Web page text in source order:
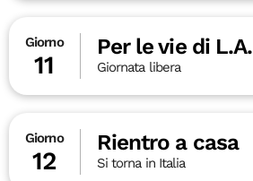
Giorno
11
Per le vie di L.A.
Giornata libera
Giorno
12
Rientro a casa
Si torna in Italia